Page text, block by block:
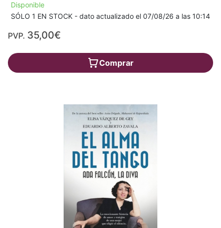
Disponible
SÓLO 1 EN STOCK - dato actualizado el 07/08/26 a las 10:14
PVP. 35,00€
Comprar